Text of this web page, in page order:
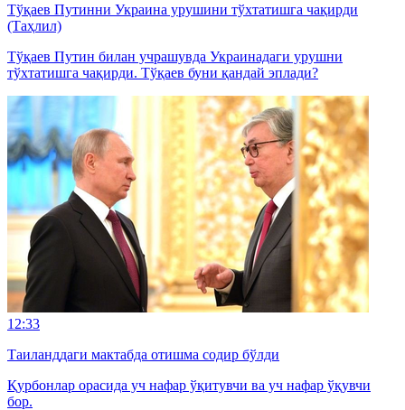
Тўқаев Путинни Украина урушини тўхтатишга чақирди
(Таҳлил)
Тўқаев Путин билан учрашувда Украинадаги урушни
тўхтатишга чақирди. Тўқаев буни қандай эплади?
12:33
Таиланддаги мактабда отишма содир бўлди
Қурбонлар орасида уч нафар ўқитувчи ва уч нафар ўқувчи
бор.